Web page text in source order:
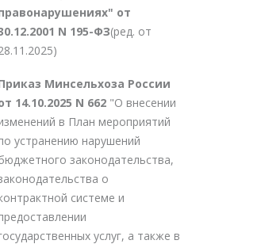
от
N 195-ФЗ(ред. от
Минсельхоза России
14.10.2025 N 662 "О внесении
в План мероприятий
устранению нарушений
законодательства,
о
системе и
услуг, а также в